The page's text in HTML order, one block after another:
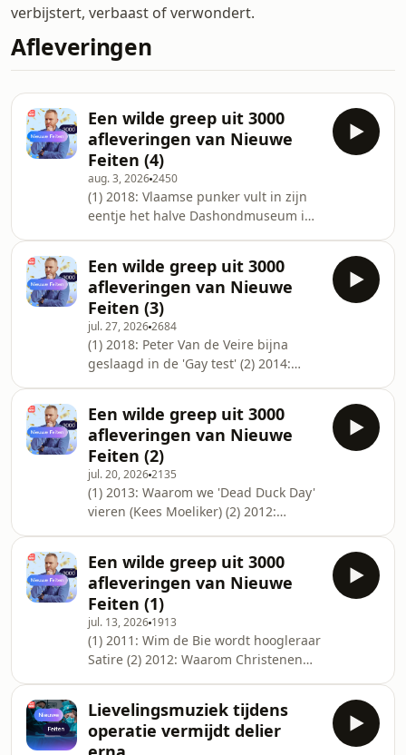
verbijstert, verbaast of verwondert.
Afleveringen
Een wilde greep uit 3000
afleveringen van Nieuwe
Feiten (4)
aug. 3, 20262450
(1) 2018: Vlaamse punker vult in zijn
eentje het halve Dashondmuseum in
Kasuaris duikt op in het Groot Dictee
(4) 2013: waar is de gesproken volzin
gebleven? (5) 2012: Dagboek van
Lieven Scheire
Een wilde greep uit 3000
afleveringen van Nieuwe
Feiten (3)
jul. 27, 20262684
(1) 2018: Peter Van de Veire bijna
geslaagd in de 'Gay test' (2) 2014:
Libische Volkslied lijkt sterk op dat van
F.C. De Kampioenen (4) 2011:
Sommige vogels hebben een penis
van 40cm (5) 2011: Het Dagboek van
Jos Ghysen
Een wilde greep uit 3000
afleveringen van Nieuwe
Feiten (2)
jul. 20, 20262135
(1) 2013: Waarom we 'Dead Duck Day'
vieren (Kees Moeliker) (2) 2012:
hakken waren vroeger alleen voor
stoere mannen (4) 2018: Deens is te
moeilijk voor Deense kinderen (5)
2014: Het allereerste middagjournaal
van Nico Dijkshoorn
Een wilde greep uit 3000
afleveringen van Nieuwe
Feiten (1)
jul. 13, 2026 1913
(1) 2011: Wim de Bie wordt hoogleraar
Satire (2) 2012: Waarom Christenen
(4) 2012: Hoe Vlaanderen Spanje een
volkslied schonk (André Vermeulen)
Lievelingsmuziek tijdens
operatie vermijdt delier